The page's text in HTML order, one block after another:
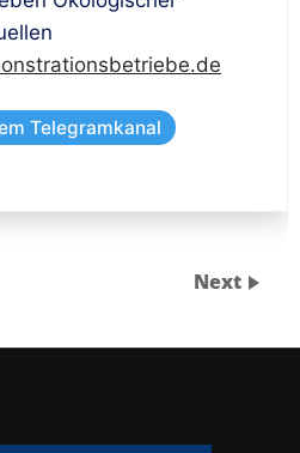
Telegramkanal
Next